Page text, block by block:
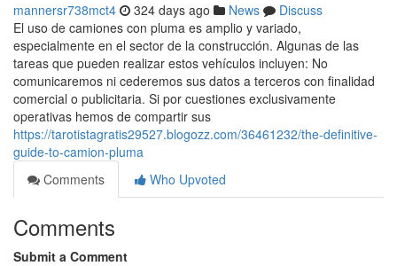
mannersr738mct4 324 days ago News
Discuss
El uso de camiones con pluma es amplio y variado,
especialmente en el sector de la construcción. Algunas de las
tareas que pueden realizar estos vehículos incluyen: No
comunicaremos ni cederemos sus datos a terceros con finalidad
comercial o publicitaria. Si por cuestiones exclusivamente
operativas hemos de compartir sus
https://tarotistagratis29527.blogozz.com/36461232/the-definitive-
guide-to-camion-pluma
Comments
Who Upvoted
Comments
Submit a Comment